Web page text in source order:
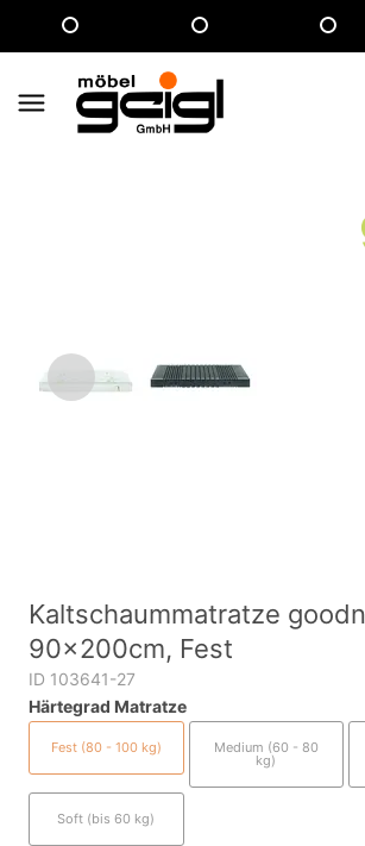
Kaltschaummatratze
90x200cm, Fest
ID 103641-27
Härtegrad Matratze
Fest (80 - 100 kg) Medium (60 - 80
kg)
Soft (bis 60 kg)